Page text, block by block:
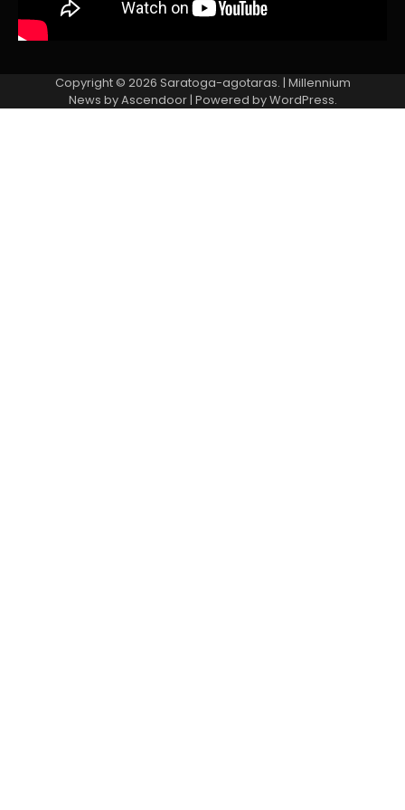
Copyright © 2026 Saratoga-agotaras. | Millennium
News byAscendoor| Powered byWordPress.